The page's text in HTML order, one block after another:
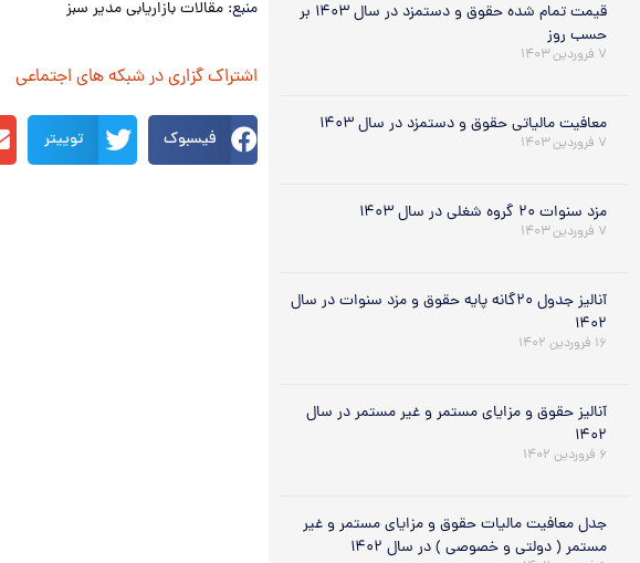
قیمت تمام شده حقوق و دستمزد در سال ۱۴۰۳ بر
حسب روز
۷ فروردین ۱۴۰۳
معافیت مالیاتی حقوق و دستمزد در سال ۱۴۰۳
۷ فروردین ۱۴۰۳
مزد سنوات ۲۰ گروه شغلی در سال ۱۴۰۳
۷ فروردین ۱۴۰۳
آنالیز جدول ۲۰گانه پایه حقوق و مزد سنوات در سال
۱۴۰۲
۱۶ فروردین ۱۴۰۲
آنالیز حقوق و مزایای مستمر و غیر مستمر در سال
۱۴۰۲
۶ فروردین ۱۴۰۲
جدل معافیت مالیات حقوق و مزایای مستمر و غیر
مستمر ( دولتی و خصوصی ) در سال ۱۴۰۲
منبع: مقالات بازاریابی مدیر سبز
اشتراک گزاری در شبکه های اجتماعی
فیسبوک توییتر